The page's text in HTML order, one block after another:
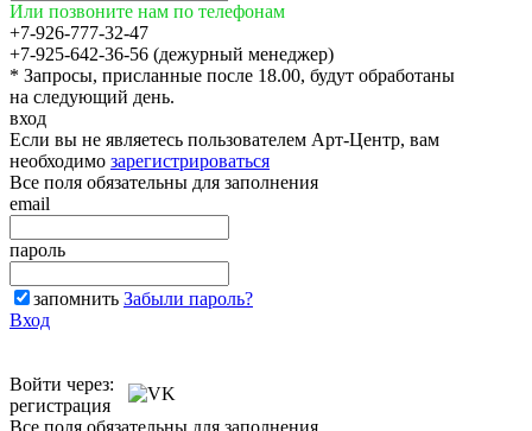
Или позвоните нам по телефонам
+7-926-777-32-47
+7-925-642-36-56 (дежурный менеджер)
* Запросы, присланные после 18.00, будут обработаны
на следующий день.
вход
Если вы не являетесь пользователем Арт-Центр, вам
необходимо зарегистрироваться
Все поля обязательны для заполнения
email
пароль
запомнить Забыли пароль?
Вход
Войти через:
регистрация
Все поля обязательны для заполнения